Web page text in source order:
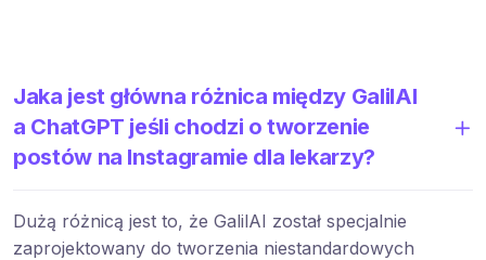
Jaka jest główna różnica między GalilAI
a ChatGPT jeśli chodzi o tworzenie
postów na Instagramie dla lekarzy?
Dużą różnicą jest to, że GalilAI został specjalnie
zaprojektowany do tworzenia niestandardowych